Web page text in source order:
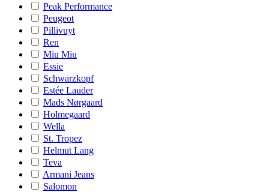
Peak Performance
Peugeot
Pillivuyt
Ren
Miu Miu
Essie
Schwarzkopf
Estée Lauder
Mads Nørgaard
Holmegaard
Wella
St. Tropez
Helmut Lang
Teva
Armani Jeans
Salomon